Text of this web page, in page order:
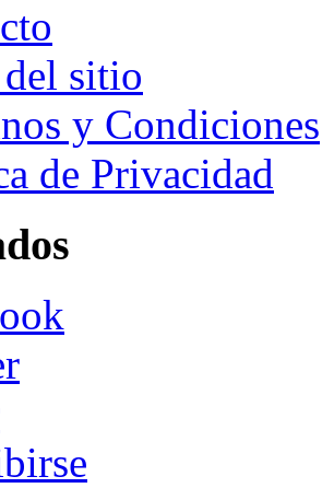
sitio
y Condiciones
de Privacidad